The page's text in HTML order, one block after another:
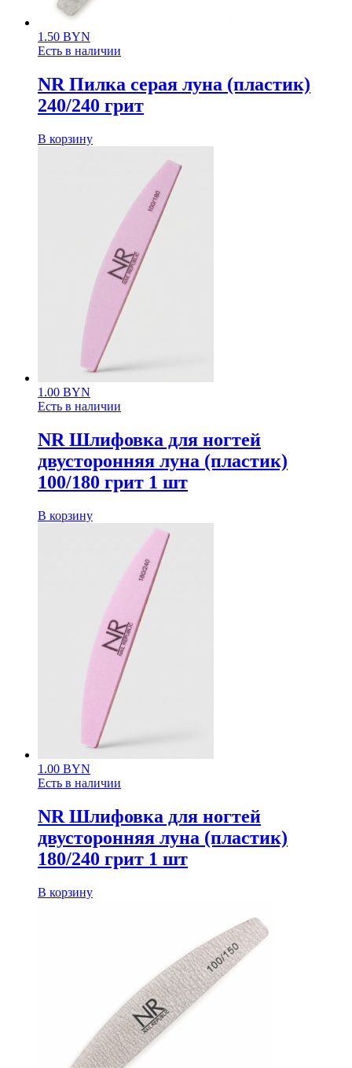
1.50 BYN
Есть в наличии
NR Пилка серая луна (пластик)
240/240 грит
В корзину
1.00 BYN
Есть в наличии
NR Шлифовка для ногтей
двусторонняя луна (пластик)
100/180 грит 1 шт
В корзину
1.00 BYN
Есть в наличии
NR Шлифовка для ногтей
двусторонняя луна (пластик)
180/240 грит 1 шт
В корзину